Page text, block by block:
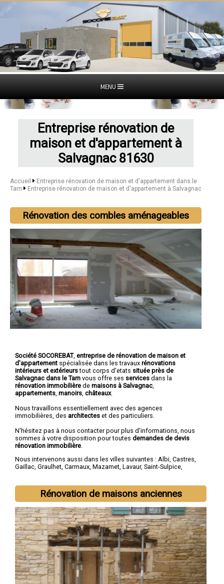
MENU
Entreprise rénovation de
maison et d'appartement à
Salvagnac 81630
Accueil
Entreprise rénovation de maison et d'appartement dans le
Tarn
Entreprise rénovation de maison et d'appartement à Salvagnac
Rénovation des combles aménageables
Société SOCOREBAT, entreprise de rénovation de maison et
d'appartement spécialisée dans les travaux rénovations
intérieurs et extérieurstout corps d'etats située près de
Salvagnac dans le Tarn vous offre ses services dans la
rénovation immobilière de maisons à Salvagnac
appartements manoirs châteaux.
Nous travaillons essentiellement avec des agences
immobilières, des architectes et des particuliers.
N'hésitez pas à nous contacter pour plus d'informations, nous
sommes à votre disposition pour toutes demandes de devis
rénovation immobilière
Nous intervenons aussi dans les villes suivantes : Albi, Castres,
Gaillac, Graulhet, Carmaux, Mazamet, Lavaur, Saint-Sulpice,
Rénovation de maisons anciennes